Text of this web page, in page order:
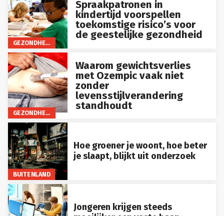
GEZONDHEID
kindertijd voorspellen
toekomstige risico’s voor
de geestelijke gezondheid
GEZONDHEID
met Ozempic vaak niet
zonder
levensstijlverandering
standhoudt
BUITENLAND
je slaapt, blijkt uit onderzoek
moeilijker een vaste baan